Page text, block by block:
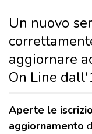
Un nuovo
aggiornare
On Line
Aperte le
aggiornamento